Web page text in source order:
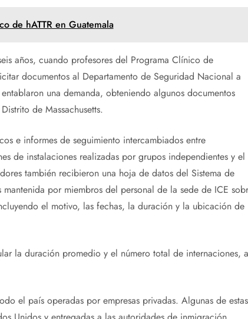
de hATTR en Guatemala
años, cuando profesores del Programa Clínico de
documentos al Departamento de Seguridad Nacional a
una demanda, obteniendo algunos documentos
de Massachusetts.
e informes de seguimiento intercambiados entre
de instalaciones realizadas por grupos independientes y el
también recibieron una hoja de datos del Sistema de
por miembros del personal de la sede de ICE
el motivo, las fechas, la duración y la ubicación de
la duración promedio y el número total de internaciones,
el país operadas por empresas privadas. Algunas de estas